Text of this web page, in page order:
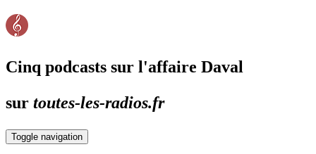
Cinq podcasts sur l'affaire Daval
sur toutes-les-radios.fr
Toggle navigation